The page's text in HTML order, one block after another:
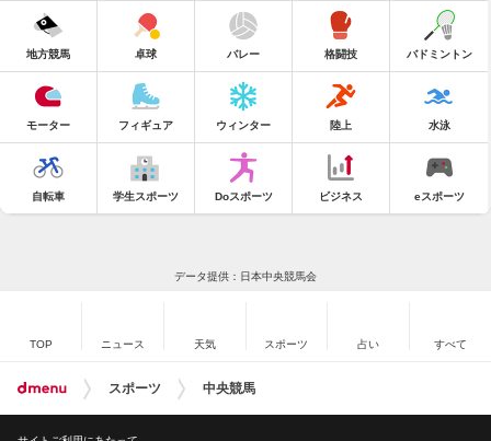
地方競馬 卓球 バレー 格闘技 バドミントン
モーター フィギュア ウィンター 陸上 水泳
自転車 学生スポーツ Doスポーツ ビジネス eスポーツ
データ提供：日本中央競馬会
TOP ニュース 天気 スポーツ 占い すべて
スポーツ 中央競馬